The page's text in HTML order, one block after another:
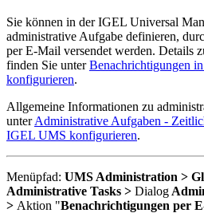
Sie können in der IGEL Universal
administrative Aufgabe definieren,
per E-Mail versendet werden. Details
finden Sie unterBenachrichtigungen
konfigurieren.
Allgemeine Informationen zu
unterAdministrative Aufgaben -
IGEL UMS konfigurieren.
Menüpfad: UMS Administration >
Administrative Tasks > Dialog
> Aktion "Benachrichtigungen per